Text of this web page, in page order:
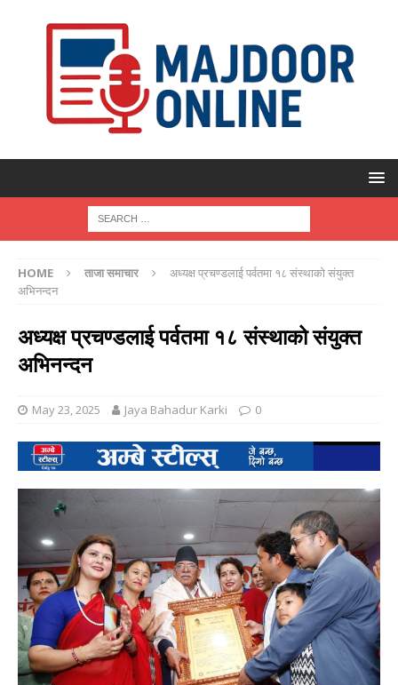
HOME ताजा समाचार
अध्यक्ष प्रचण्डलाई पर्वतमा १८ संस्थाको संयुक्त
अभिनन्दन
अध्यक्ष प्रचण्डलाई पर्वतमा १८ संस्थाको संयुक्त
अभिनन्दन
May 23, 2025 Jaya Bahadur Karki 0